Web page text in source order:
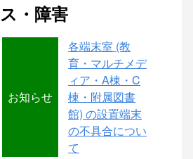
・障害
お知らせ
各端末室 (教
育・マルチメデ
ィア・A棟・C
棟・附属図書
館) の設置端末
の不具合につい
て